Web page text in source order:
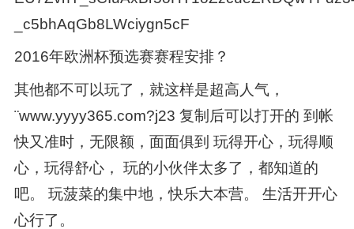
_c5bhAqGb8LWciygn5cF
2016年欧洲杯预选赛赛程安排？
其他都不可以玩了，就这样是超高人气，
¨www.yyyy365.com?j23 复制后可以打开的 到帐
快又准时，无限额，面面俱到 玩得开心，玩得顺
心，玩得舒心， 玩的小伙伴太多了，都知道的
吧。 玩菠菜的集中地，快乐大本营。 生活开开心
心行了。